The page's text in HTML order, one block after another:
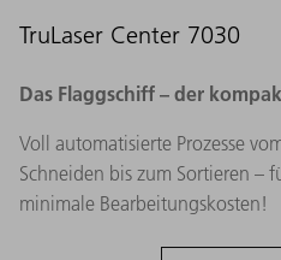
TruLaser Center 7030
Das Flaggschiff – der
Voll automatisierte Prozesse
Schneiden bis zum Sortieren –
minimale Bearbeitungskosten!